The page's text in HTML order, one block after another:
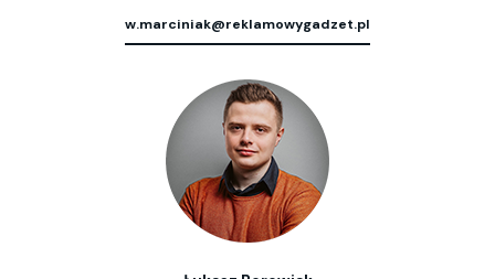
w.marciniak@reklamowygadzet.pl